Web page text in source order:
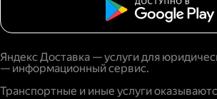
Яндекс Доставка — услуги для
— информационный сервис.
Транспортные и иные услуги